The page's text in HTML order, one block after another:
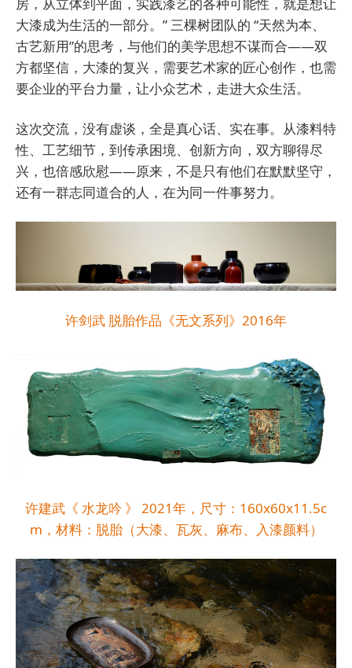
大漆成为生活的一部分。” 三棵树团队的 “天然为本、
古艺新用”的思考，与他们的美学思想不谋而合——双
方都坚信，大漆的复兴，需要艺术家的匠心创作，也需
要企业的平台力量，让小众艺术，走进大众生活。
这次交流，没有虚谈，全是真心话、实在事。从漆料特
性、工艺细节，到传承困境、创新方向，双方聊得尽
兴，也倍感欣慰——原来，不是只有他们在默默坚守，
还有一群志同道合的人，在为同一件事努力。
许剑武 脱胎作品《无文系列》2016年
许建武《 水龙吟 》 2021年，尺寸：160x60x11.5c
m，材料：脱胎（大漆、瓦灰、麻布、入漆颜料）